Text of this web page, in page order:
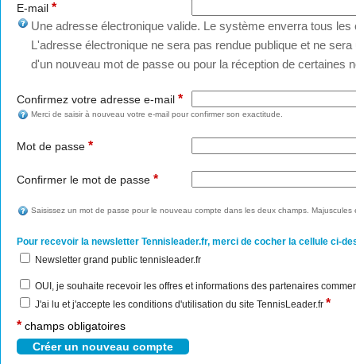
E-mail *
Une adresse électronique valide. Le système enverra tous
L'adresse électronique ne sera pas rendue publique et ne
d'un nouveau mot de passe ou pour la réception de certaines
Confirmez votre adresse e-mail *
Merci de saisir à nouveau votre e-mail pour confirmer son exactitude.
Mot de passe *
Confirmer le mot de passe *
Saisissez un mot de passe pour le nouveau compte dans les deux champs. Majuscules
Pour recevoir la newsletter Tennisleader.fr, merci de cocher la cellule ci-
Newsletter grand public tennisleader.fr
OUI, je souhaite recevoir les offres et informations des partenaires
J'ai lu et j'accepte les conditions d'utilisation du site TennisLeader.fr *
* champs obligatoires